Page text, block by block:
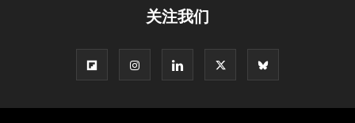
关注我们